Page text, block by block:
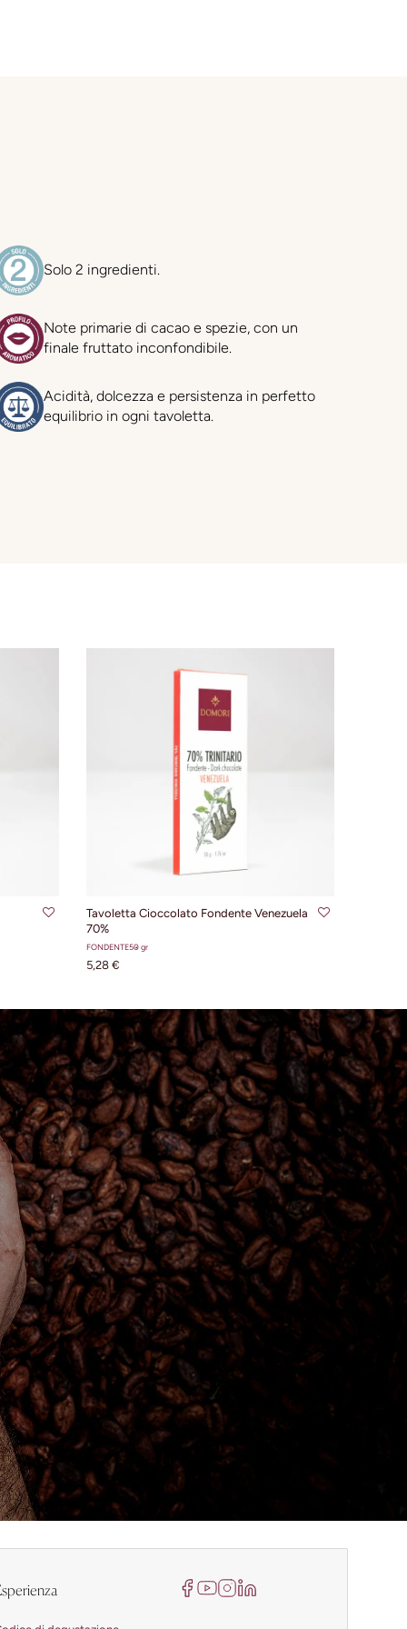
Solo 2 ingredienti.
Note primarie di cacao e spezie, con un
finale fruttato inconfondibile.
Acidità, dolcezza e persistenza in perfetto
equilibrio in ogni tavoletta.
AGGIUNGI AL CARRELLO
Tavoletta Cioccolato Fondente Venezuela
70%
FONDENTE50 gr
5,28 €